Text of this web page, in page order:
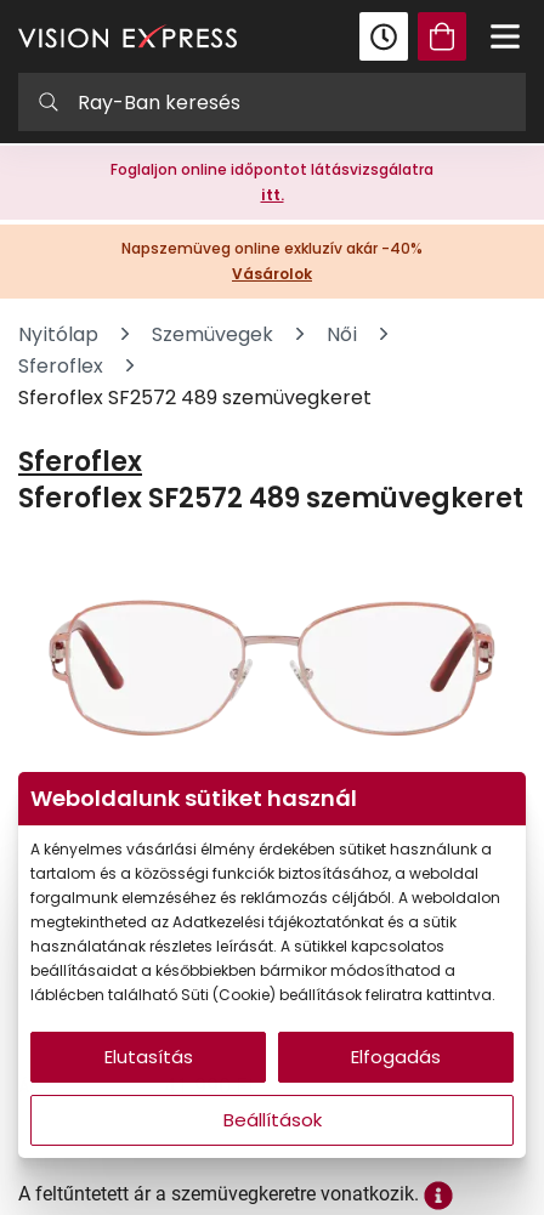
Foglaljon online időpontot látásvizsgálatra
itt.
Napszemüveg online exkluzív akár -40%
Vásárolok
Nyitólap Szemüvegek
Női
Sferoflex
Sferoflex SF2572 489 szemüvegkeret
Sferoflex
Sferoflex SF2572 489 szemüvegkeret
Ár: 41.990 Ft
A feltűntetett ár a szemüvegkeretre vonatkozik.
Weboldalunk sütiket használ
A kényelmes vásárlási élmény érdekében sütiket használunk a
tartalom és a közösségi funkciók biztosításához, a weboldal
forgalmunk elemzéséhez és reklámozás céljából. A weboldalon
megtekintheted az Adatkezelési tájékoztatónkat és a sütik
használatának részletes leírását. A sütikkel kapcsolatos
beállításaidat a későbbiekben bármikor módosíthatod a
láblécben található Süti (Cookie) beállítások feliratra kattintva.
Beállítások
Elutasítás Elfogadás